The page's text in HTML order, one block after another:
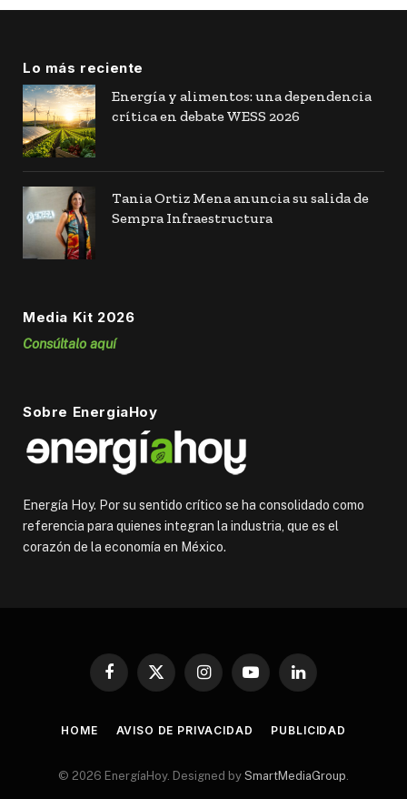
Lo más reciente
Energía y alimentos: una dependencia
crítica en debate WESS 2026
Tania Ortiz Mena anuncia su salida de
Sempra Infraestructura
Media Kit 2026
Consúltalo aquí
Sobre EnergiaHoy
Energía Hoy. Por su sentido crítico se ha consolidado como
referencia para quienes integran la industria, que es el
corazón de la economía en México.
Facebook
X
InstagramYouTubeLinkedIn
HOME AVISO DE PRIVACIDAD PUBLICIDAD
© 2026 EnergíaHoy. Designed by SmartMediaGroup.